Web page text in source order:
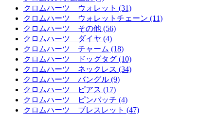
クロムハーツ ウォレット (31)
クロムハーツ ウォレットチェーン (11)
クロムハーツ その他 (56)
クロムハーツ ダイヤ (4)
クロムハーツ チャーム (18)
クロムハーツ ドッグタグ (10)
クロムハーツ ネックレス (34)
クロムハーツ バングル (9)
クロムハーツ ピアス (17)
クロムハーツ ピンバッチ (4)
クロムハーツ ブレスレット (47)